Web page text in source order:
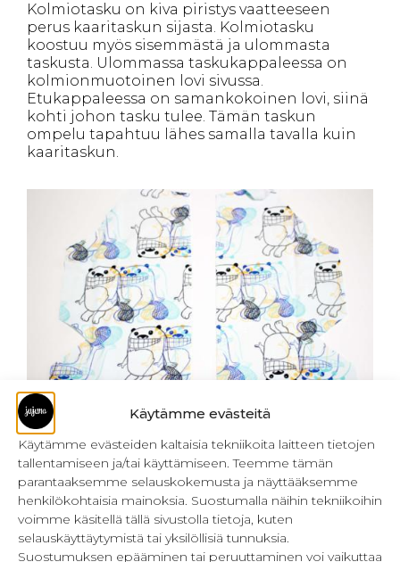
Käytämme evästeitä
Käytämme evästeiden kaltaisia tekniikoita laitteen tietojen
tallentamiseen ja/tai käyttämiseen. Teemme tämän
parantaaksemme selauskokemusta ja näyttääksemme
henkilökohtaisia mainoksia. Suostumalla näihin tekniikoihin
voimme käsitellä tällä sivustolla tietoja, kuten
selauskäyttäytymistä tai yksilöllisiä tunnuksia.
Suostumuksen epääminen tai peruuttaminen voi vaikuttaa
Kolmiotasku on kiva piristys vaatteeseen
perus kaaritaskun sijasta. Kolmiotasku
koostuu myös sisemmästä ja ulommasta
taskusta. Ulommassa taskukappaleessa on
kolmionmuotoinen lovi sivussa.
Etukappaleessa on samankokoinen lovi, siinä
kohti johon tasku tulee. Tämän taskun
ompelu tapahtuu lähes samalla tavalla kuin
kaaritaskun.
Aseta etukappaleet pöydälle oikea puoli
ylöspäin.